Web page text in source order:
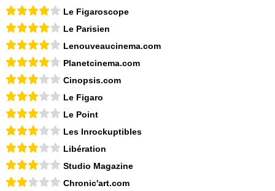
Le Figaroscope
Le Parisien
Lenouveaucinema.com
Planetcinema.com
Cinopsis.com
Le Figaro
Le Point
Les Inrockuptibles
Libération
Studio Magazine
Chronic'art.com